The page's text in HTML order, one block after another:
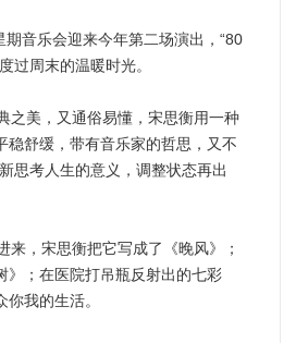
音乐会迎来今年第二场演出，“80
过周末的温暖时光。
美，又通俗易懂，宋思衡用一种
舒缓，带有音乐家的哲思，又不
思考人生的意义，调整状态再出
，宋思衡把它写成了《晚风》；
》；在医院打吊瓶反射出的七彩
我的生活。